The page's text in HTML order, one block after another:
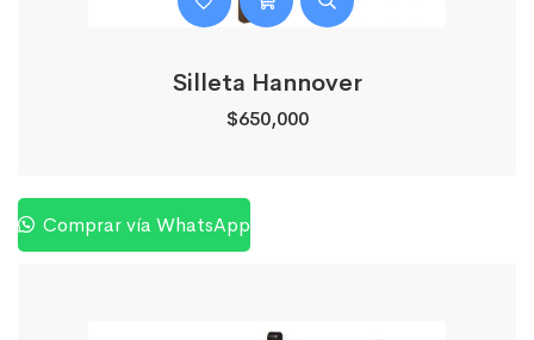
Silleta Hannover
$650,000
Comprar vía WhatsApp